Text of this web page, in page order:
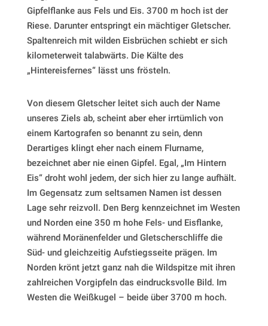
Gipfelflanke aus Fels und Eis. 3700 m hoch ist der
Riese. Darunter entspringt ein mächtiger Gletscher.
Spaltenreich mit wilden Eisbrüchen schiebt er sich
kilometerweit talabwärts. Die Kälte des
„Hintereisfernes“ lässt uns frösteln.
Von diesem Gletscher leitet sich auch der Name
unseres Ziels ab, scheint aber eher irrtümlich von
einem Kartografen so benannt zu sein, denn
Derartiges klingt eher nach einem Flurname,
bezeichnet aber nie einen Gipfel. Egal, „Im Hintern
Eis“ droht wohl jedem, der sich hier zu lange aufhält.
Im Gegensatz zum seltsamen Namen ist dessen
Lage sehr reizvoll. Den Berg kennzeichnet im Westen
und Norden eine 350 m hohe Fels- und Eisflanke,
während Moränenfelder und Gletscherschliffe die
Süd- und gleichzeitig Aufstiegsseite prägen. Im
Norden krönt jetzt ganz nah die Wildspitze mit ihren
zahlreichen Vorgipfeln das eindrucksvolle Bild. Im
Westen die Weißkugel – beide über 3700 m hoch.